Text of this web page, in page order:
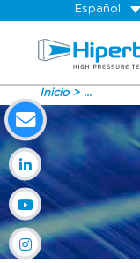
Español
Inicio ...